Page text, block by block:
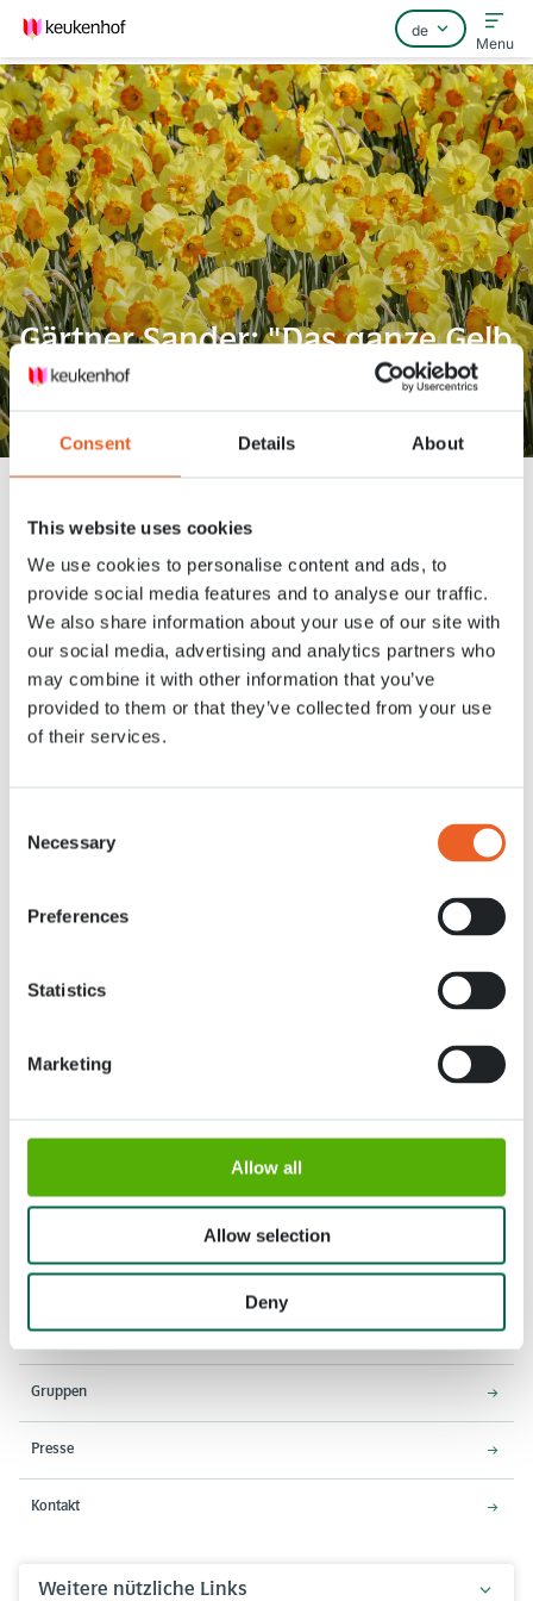
Consent Details About
This website uses cookies
We use cookies to personalise content and ads, to
provide social media features and to analyse our traffic.
We also share information about your use of our site with
our social media, advertising and analytics partners who
may combine it with other information that you’ve
provided to them or that they’ve collected from your use
of their services.
Selection
Necessary
Preferences
Statistics
Marketing
Allow all
Allow selection
Deny
Home
Häufig gestellte Fragen
Kontakt
Menu
Gärtner Sander: "Das ganze Gelb
gibt mir wirklich ein
Frühlingsgefühl!"
Nachrichten 2 APR. 2021
Adresse Öffnungszeiten
18. März - 9. Mai 2027,
Über den Keukenhof
Gruppen
Presse
Kontakt
Weitere nützliche Links